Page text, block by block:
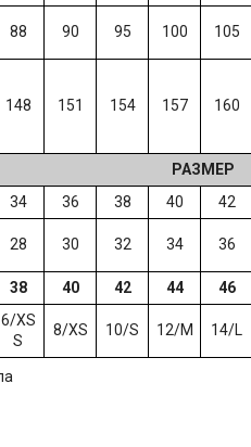
88 90 95 100 105
148 151 154 157 160
РАЗМЕР
34 36 38 40 42
28 30 32 34 36
38 40 42 44 46
6/XS
S
8/XS 10/S 12/M 14/L